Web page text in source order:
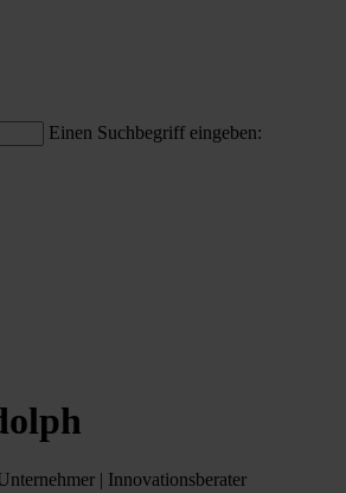
Einen Suchbegriff eingeben:
| Innovationsberater